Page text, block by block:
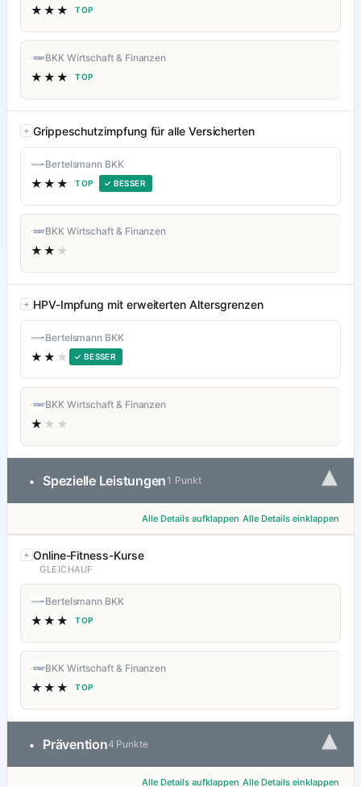
★★★ TOP
BKK Wirtschaft & Finanzen
★★★ TOP
Grippeschutzimpfung für alle Versicherten
Bertelsmann BKK
★★★ TOP ✓ BESSER
BKK Wirtschaft & Finanzen
★★ ★
HPV-Impfung mit erweiterten Altersgrenzen
Bertelsmann BKK
★★ ★ ✓ BESSER
BKK Wirtschaft & Finanzen
★ ★★
• Spezielle Leistungen 1 Punkt ▾
Alle Details aufklappen Alle Details einklappen
Online-Fitness-Kurse
GLEICHAUF
Bertelsmann BKK
★★★ TOP
BKK Wirtschaft & Finanzen
★★★ TOP
• Prävention4 Punkte ▾
Alle Details aufklappen Alle Details einklappen